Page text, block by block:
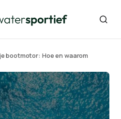
bootmotor: Hoe en waarom